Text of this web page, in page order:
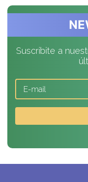
Suscribite a